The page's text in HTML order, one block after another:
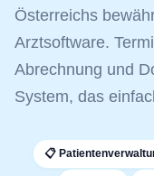
Österreichs
Arztsoftware.
Abrechnung und
System, das
📋